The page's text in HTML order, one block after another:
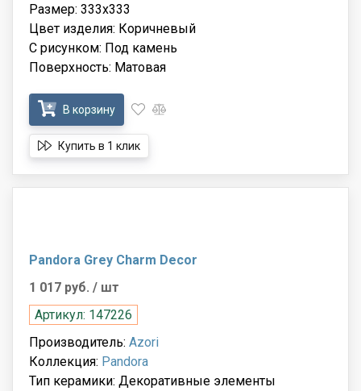
Размер: 333x333
Цвет изделия: Коричневый
С рисунком: Под камень
Поверхность: Матовая
В корзину
Купить в 1 клик
Pandora Grey Charm Decor
1 017 руб. / шт
Артикул: 147226
Производитель: Azori
Коллекция: Pandora
Тип керамики: Декоративные элементы